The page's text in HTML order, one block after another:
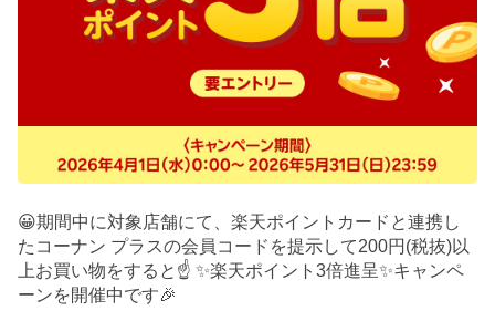
😀期間中に対象店舗にて、楽天ポイントカードと連携し
たコーナン プラスの会員コードを提示して200円(税抜)以
上お買い物をすると☝️ ✨楽天ポイント3倍進呈✨キャンペ
ーンを開催中です🎉